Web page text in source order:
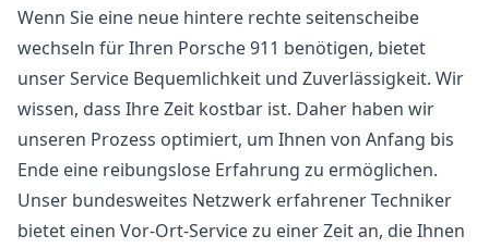
Wenn Sie eine neue hintere rechte seitenscheibe
wechseln für Ihren Porsche 911 benötigen, bietet
unser Service Bequemlichkeit und Zuverlässigkeit. Wir
wissen, dass Ihre Zeit kostbar ist. Daher haben wir
unseren Prozess optimiert, um Ihnen von Anfang bis
Ende eine reibungslose Erfahrung zu ermöglichen.
Unser bundesweites Netzwerk erfahrener Techniker
bietet einen Vor-Ort-Service zu einer Zeit an, die Ihnen